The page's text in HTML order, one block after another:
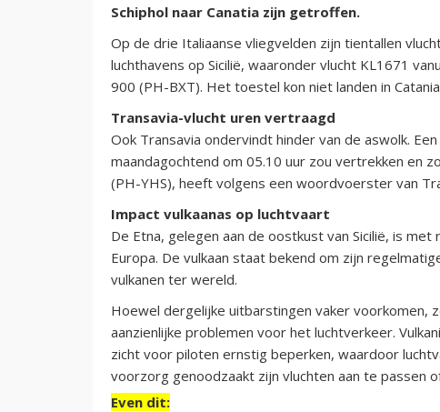
Schiphol naar Canatia zijn getroffen.
Op de drie Italiaanse vliegvelden zijn tientallen
luchthavens op Sicilië, waaronder vlucht KL1671
900 (PH-BXT). Het toestel kon niet landen in
Transavia-vlucht uren vertraagd
Ook Transavia ondervindt hinder van de aswolk.
maandagochtend om 05.10 uur zou vertrekken en
(PH-YHS), heeft volgens een woordvoerster van
Impact vulkaanas op luchtvaart
De Etna, gelegen aan de oostkust van Sicilië, is
Europa. De vulkaan staat bekend om zijn
vulkanen ter wereld.
Hoewel dergelijke uitbarstingen vaker voorkomen,
aanzienlijke problemen voor het luchtverkeer.
zicht voor piloten ernstig beperken, waardoor
voorzorg genoodzaakt zijn vluchten aan te passen
Even dit: